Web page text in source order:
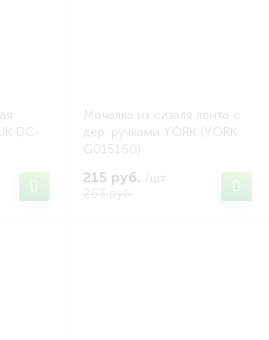
DC-
Мочалка из сизаля лента с
дер. ручками YORK (YORK
G015160)
215 руб. /шт
263 руб.